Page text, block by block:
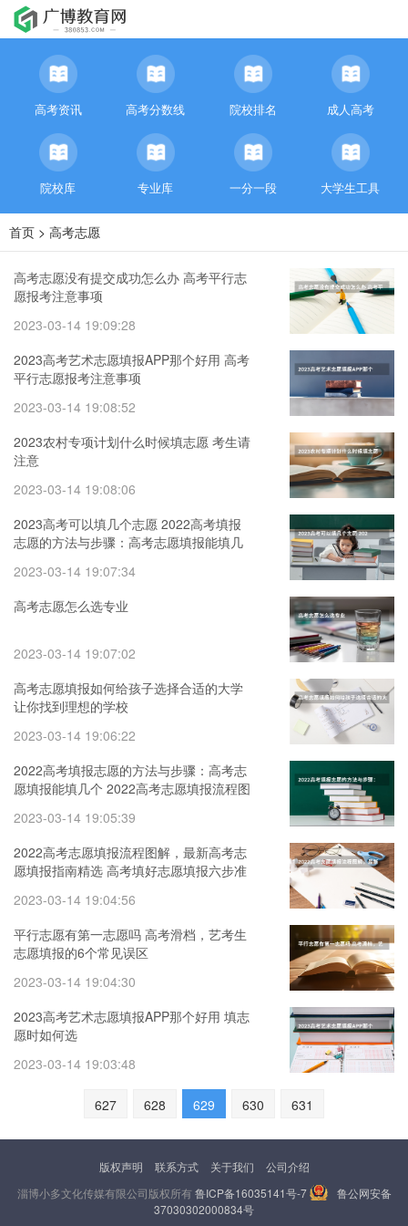
高考资讯 高考分数线 院校排名 成人高考
院校库 专业库 一分一段 大学生工具
首页 > 高考志愿
高考志愿没有提交成功怎么办 高考平行志
愿报考注意事项
2023-03-14 19:09:28
2023高考艺术志愿填报APP那个好用 高考
平行志愿报考注意事项
2023-03-14 19:08:52
2023农村专项计划什么时候填志愿 考生请
注意
2023-03-14 19:08:06
2023高考可以填几个志愿 2022高考填报
志愿的方法与步骤：高考志愿填报能填几
2023-03-14 19:07:34
高考志愿怎么选专业
2023-03-14 19:07:02
高考志愿填报如何给孩子选择合适的大学
让你找到理想的学校
2023-03-14 19:06:22
2022高考填报志愿的方法与步骤：高考志
愿填报能填几个 2022高考志愿填报流程图
2023-03-14 19:05:39
2022高考志愿填报流程图解，最新高考志
愿填报指南精选 高考填好志愿填报六步准
2023-03-14 19:04:56
平行志愿有第一志愿吗 高考滑档，艺考生
志愿填报的6个常见误区
2023-03-14 19:04:30
2023高考艺术志愿填报APP那个好用 填志
愿时如何选
2023-03-14 19:03:48
627 628 629 630 631
版权声明 联系方式 关于我们
公司介绍
淄博小多文化传媒有限公司版权所有鲁ICP备16035141号-7
鲁公网安备
37030302000834号